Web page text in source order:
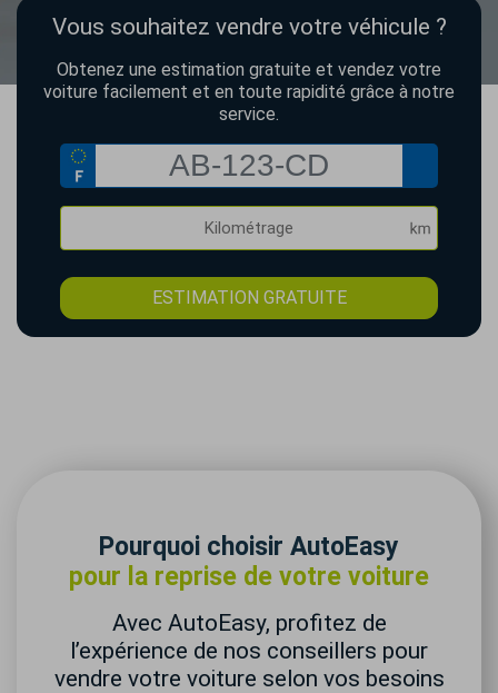
Vous souhaitez vendre votre véhicule ?
Obtenez une estimation gratuite et vendez votre
voiture facilement et en toute rapidité grâce à notre
service.
ESTIMATION GRATUITE
Pourquoi choisir AutoEasy
pour la reprise de votre voiture
Avec AutoEasy, profitez de
l’expérience de nos conseillers pour
vendre votre voiture selon vos besoins